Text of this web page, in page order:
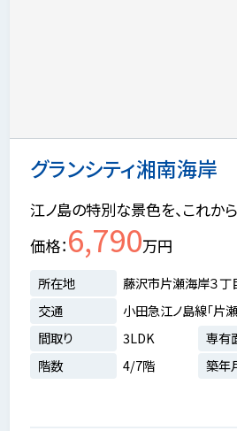
グランシティ湘南海岸
江ノ島の特別な景色を、これか
価格 6,790万円
所在地
藤沢市片瀬海岸３丁
交通
小田急江ノ島線「片
間取り
3LDK 専有
階数
4/7階 築年